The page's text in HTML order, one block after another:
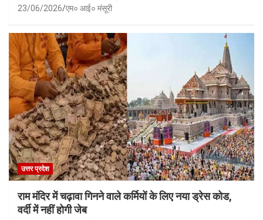
23/06/2026 एम० आई० मंसूरी
उत्तर प्रदेश
राम मंदिर में चढ़ावा गिनने वाले कर्मियों के लिए नया ड्रेस कोड,
वर्दी में नहीं होगी जेब